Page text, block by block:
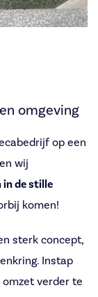
omgeving
op een
wij
in de stille
komen!
sterk concept,
Instap
verder te